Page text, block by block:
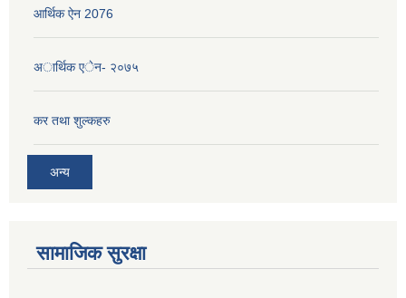
आर्थिक ऐन 2076
अार्थिक एेन- २०७५
कर तथा शुल्कहरु
अन्य
सामाजिक सुरक्षा